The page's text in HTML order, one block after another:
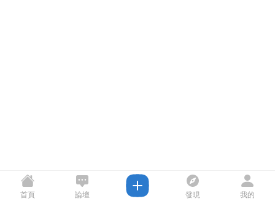
首頁 論壇 發現 我的